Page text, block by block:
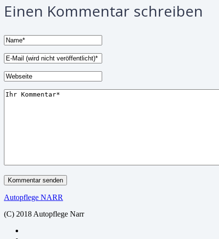
Einen Kommentar schreiben
Autopflege NARR
(C) 2018 Autopflege Narr